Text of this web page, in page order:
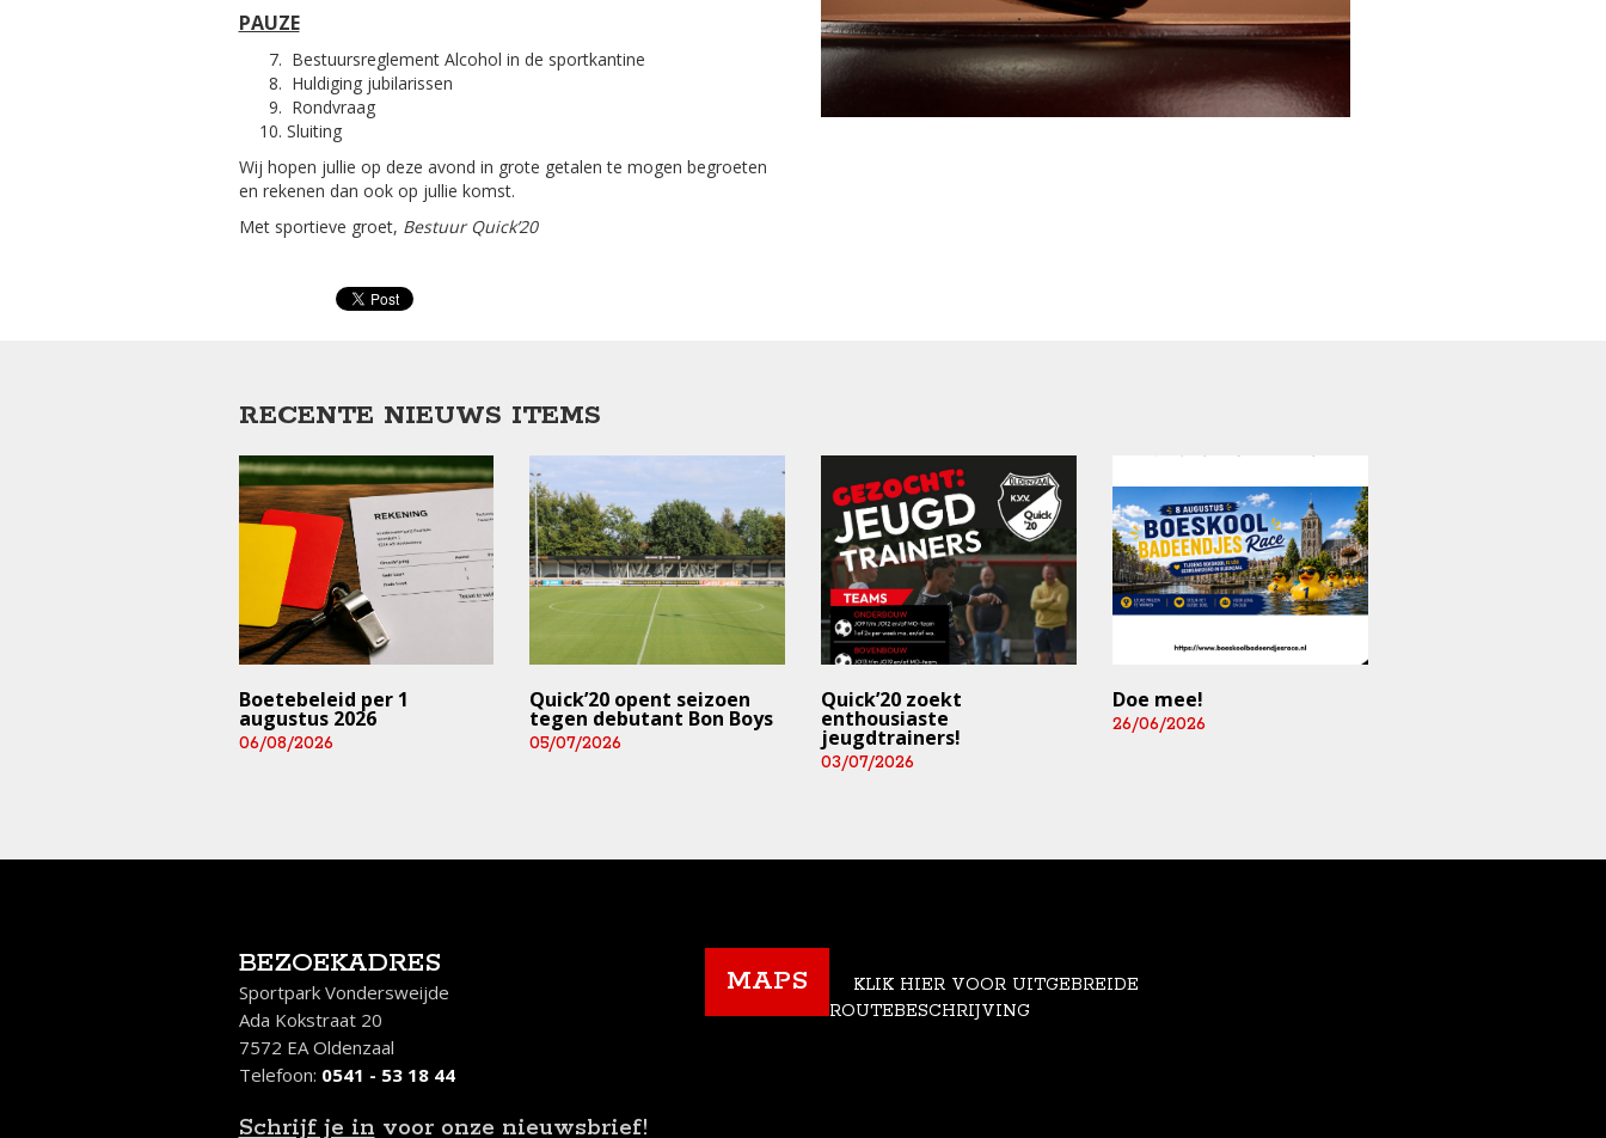
PAUZE
Bestuursreglement Alcohol in de sportkantine
Huldiging jubilarissen
Rondvraag
Sluiting
Wij hopen jullie op deze avond in grote getalen te mogen begroeten
en rekenen dan ook op jullie komst.
Met sportieve groet, Bestuur Quick’20
RECENTE NIEUWS ITEMS
Boetebeleid per 1
augustus 2026
06/08/2026
Quick’20 opent seizoen
tegen debutant Bon Boys
05/07/2026
Quick’20 zoekt
enthousiaste
jeugdtrainers!
03/07/2026
Doe mee!
26/06/2026
BEZOEKADRES
Sportpark Vondersweijde
Ada Kokstraat 20
7572 EA Oldenzaal
Telefoon: 0541 - 53 18 44
Schrijf je in voor onze nieuwsbrief!
MAPS
KLIK HIER VOOR UITGEBREIDE
ROUTEBESCHRIJVING